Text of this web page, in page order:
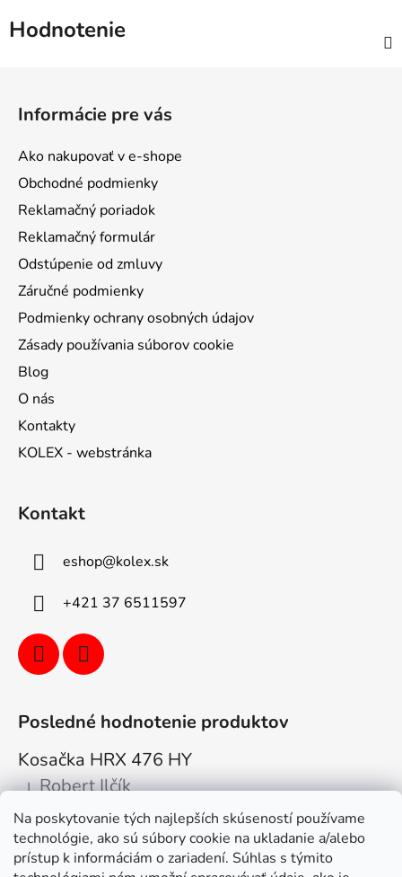
Na poskytovanie tých najlepších skúseností používame
technológie, ako sú súbory cookie na ukladanie a/alebo
prístup k informáciám o zariadení. Súhlas s týmito
Hodnotenie
Informácie pre vás
Ako nakupovať v e-shope
Obchodné podmienky
Reklamačný poriadok
Reklamačný formulár
Odstúpenie od zmluvy
Záručné podmienky
Podmienky ochrany osobných údajov
Zásady používania súborov cookie
Blog
O nás
Kontakty
KOLEX - webstránka
Kontakt
eshop@kolex.sk
+421 37 6511597
Posledné hodnotenie produktov
Kosačka HRX 476 HY
Hodnotenie produktu je 5 z 5 hviezdičiek.
| Robert Ilčík
Super. Odporúčam